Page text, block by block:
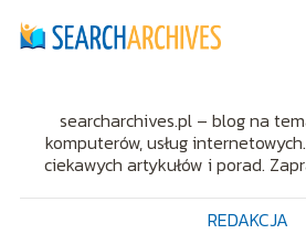
searcharchives.pl – blog na
komputerów, usług
ciekawych artykułów i porad.
REDAKCJA